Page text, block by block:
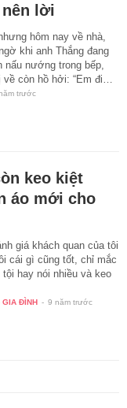
lời
hôm nay về nhà,
khi anh Thắng đang
nấu nướng trong bếp,
về còn hồ hởi: “Em đi…
trước
keo kiệt
áo mới cho
giá khách quan của tôi
cái gì cũng tốt, chỉ mắc
tội hay nói nhiều và keo
GIA ĐÌNH - 9 năm trước